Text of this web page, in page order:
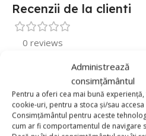
Administrează
consimțământul
Pentru a oferi cea mai bună
cookie-uri, pentru a stoca și/sau
Consimțământul pentru aceste
cum ar fi comportamentul de navigare
Recenzii de la clienti
0 reviews
0
0
0
0